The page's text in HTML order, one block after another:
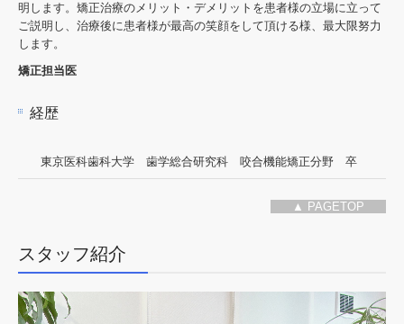
明します。矯正治療のメリット・デメリットを患者様の立場に立って
ご説明し、治療後に患者様が最高の笑顔をして頂ける様、最大限努力
します。
矯正担当医
経歴
東京医科歯科大学 歯学総合研究科 咬合機能矯正分野 卒
▲ PAGETOP
スタッフ紹介